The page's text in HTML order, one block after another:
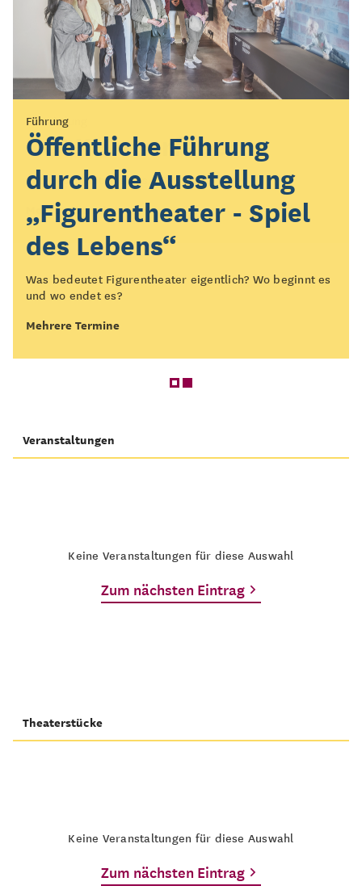
Vermittlung
KOLK*Laberfeuer
Setzt euch mit uns ans KOLK*Laberfeuer!
Mehrere Termine
Führung
Öffentliche Führung
durch die Ausstellung
„Figurentheater - Spiel
des Lebens“
Was bedeutet Figurentheater eigentlich? Wo beginnt es
und wo endet es?
Mehrere Termine
Veranstaltungen
Keine Veranstaltungen für diese Auswahl
Zum nächsten Eintrag
Theaterstücke
Keine Veranstaltungen für diese Auswahl
Zum nächsten Eintrag